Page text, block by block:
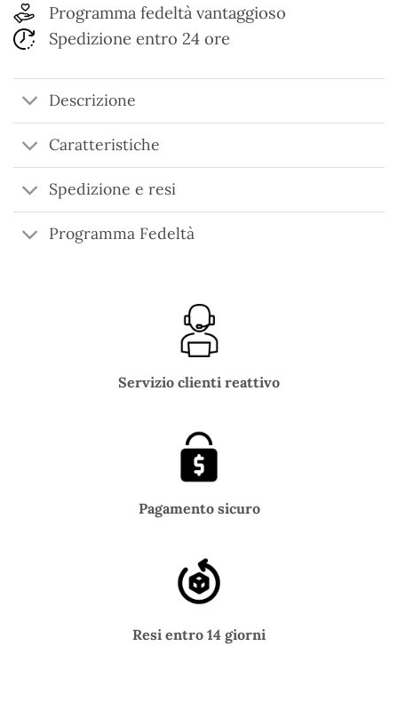
Programma fedeltà vantaggioso
Spedizione entro 24 ore
Descrizione
Caratteristiche
Spedizione e resi
Programma Fedeltà
Servizio clienti reattivo
Pagamento sicuro
Resi entro 14 giorni